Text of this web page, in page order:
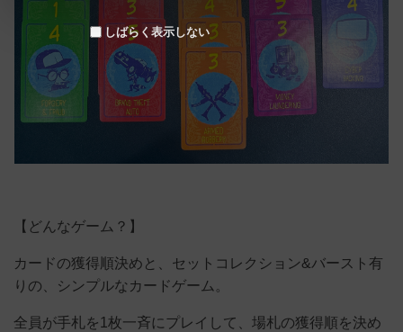
【どんなゲーム？】
カードの獲得順決めと、セットコレクション&バースト有
りの、シンプルなカードゲーム。
全員が手札を1枚一斉にプレイして、場札の獲得順を決め
しばらく表示しない